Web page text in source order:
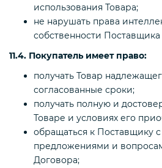
использования Товара;
не нарушать права
собственности
11.4. Покупатель имеет право:
получать Товар
согласованные сроки;
получать полную и
Товаре и условиях его
обращаться к Поставщику
предложениями и
Договора;